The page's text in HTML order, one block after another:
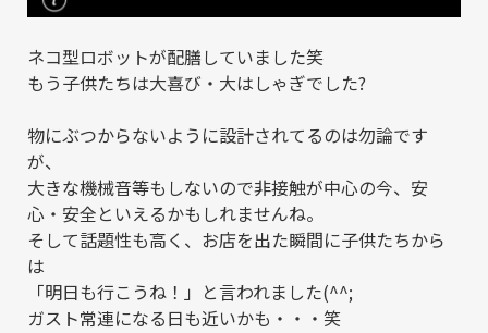
ネコ型ロボットが配膳していました笑
もう子供たちは大喜び・大はしゃぎでした?
物にぶつからないように設計されてるのは勿論です
が、
大きな機械音等もしないので非接触が中心の今、安
心・安全といえるかもしれませんね。
そして話題性も高く、お店を出た瞬間に子供たちから
は
「明日も行こうね！」と言われました(^^;
ガスト常連になる日も近いかも・・・笑